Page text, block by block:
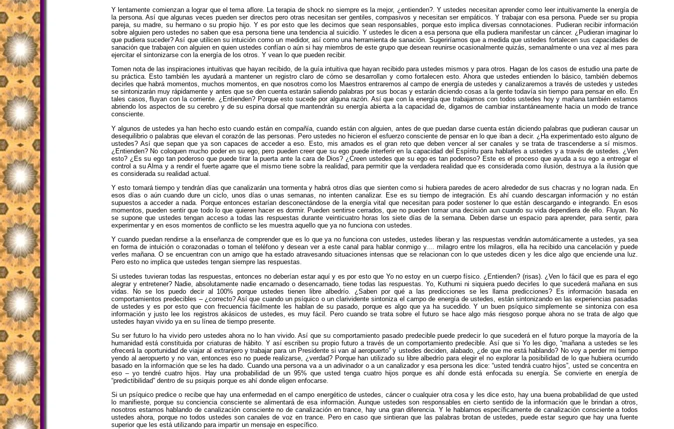
Y lentamente comienzan a lograr que el tema aflore. La terapia de shock no siempre es la mejor, ¿entienden?. Y ustedes necesitan aprender como leer intuitivamente la energía de
la persona. Así que algunas veces pueden ser directos pero otras necesitan ser gentiles, compasivos y necesitan ser empáticos. Y trabajar con esa persona. Puede ser su propia
pareja, su madre, su hermano o su propio hijo. Y es por esto que les decimos que sean responsables, porque esto implica diversas connotaciones. Pudieran recibir información
sobre alguien pero ustedes no saben que esa persona tiene una tendencia al suicidio. Y ustedes le dicen a esa persona que ella pudiera manifestar un cáncer. ¿Pudieran imaginar lo
que pudiera suceder? Así que utilicen su intuición como un medidor, así como una herramienta de sanación. Sugeriríamos que a medida que ustedes fortalecen sus capacidades de
sanación que trabajen con alguien en quien ustedes confían o aún si hay miembros de este grupo que desean reunirse ocasionalmente quizás, semanalmente o una vez al mes para
ejercitar el sintonizarse con la energía de los otros. Y vean lo que pueden recibir.
Tomen nota de las inspiraciones intuitivas que hayan recibido, de la guía intuitiva que hayan recibido para ustedes mismos y para otros. Hagan de los casos de estudio una parte de
su práctica. Esto también les ayudará a mantener un registro claro de cómo se desarrollan y como fortalecen esto. Ahora que ustedes entienden lo básico, también debemos
decirles que habrá momentos, muchos momentos, en que nosotros como los Maestros entraremos al campo de energía de ustedes y canalizaremos a través de ustedes y ustedes
se sintonizarán muy rápidamente y antes que se den cuenta estarán saliendo palabras por sus bocas y estarán diciendo cosas a la gente todavía sin tiempo para pensar en ello. En
tales casos, fluyan con la corriente. ¿Entienden? Porque esto sucede por alguna razón. Así que con la energía que trabajamos con todos ustedes hoy y mañana también estamos
abriendo los aspectos de su cerebro y de su espina dorsal que mantendrán su energía abierta a la capacidad de, digamos de cambiar instantáneamente hacia un modo de trance
consciente.
Y algunos de ustedes ya han hecho esto cuando están en compañía, cuando están con alguien, antes de que puedan darse cuenta están diciendo palabras que pudieran causar un
desequilibrio o palabras que elevan el corazón de las personas. Pero ustedes no hicieron el esfuerzo consciente de pensar en lo que iban a decir. ¿Ha experimentado esto alguno de
ustedes? Así que sepan que ya son capaces de acceder a eso. Esto, mis amados es el gran reto que deben vencer al ser canales y se trata de trascenderse a sí mismos.
¿Entienden? No coloquen mucho poder en su ego, pero pueden creer que su ego puede interferir en la capacidad del Espíritu para hablarles a ustedes y a través de ustedes. ¿Ven
esto? ¿Es su ego tan poderoso que puede tirar la puerta ante la cara de Dios? ¿Creen ustedes que su ego es tan poderoso? Este es el proceso que ayuda a su ego a entregar el
control a su Alma y a rendir el fuerte agarre que el mismo tiene sobre la realidad, para permitir que la verdadera realidad que es considerada como ilusión, destruya a la ilusión que
es considerada su realidad actual.
Y esto tomará tiempo y tendrán días que canalizarán una tormenta y habrá otros días que sienten como si hubiera paredes de acero alrededor de sus chacras y no logran nada. En
esos días o aún cuando dure un ciclo, unos días o unas semanas, no intenten canalizar. Ese es su tiempo de integración. Es ahí cuando descargan información y no están
supuestos a acceder a nada. Porque entonces estarían desconectándose de la energía vital que necesitan para poder sostener lo que están descargando e integrando. En esos
momentos, pueden sentir que todo lo que quieren hacer es dormir. Pueden sentirse cerrados, que no pueden tomar una decisión aun cuando su vida dependiera de ello. Fluyan. No
se supone que ustedes tengan acceso a todas las respuestas durante veinticuatro horas los siete días de la semana. Deben darse un espacio para aprender, para sentir, para
experimentar y en esos momentos de conflicto se les muestra aquello que ya no funciona con ustedes.
Y cuando puedan rendirse a la enseñanza de comprender que es lo que ya no funciona con ustedes, ustedes liberan y las respuestas vendrán automáticamente a ustedes, ya sea
en forma de intuición o corazonadas o toman el teléfono y desean ver a este canal para hablar conmigo y.... milagro entre los milagros, ella ha recibido una cancelación y puede
verles mañana. O se encuentran con un amigo que ha estado atravesando situaciones intensas que se relacionan con lo que ustedes dicen y les dice algo que enciende una luz.
Pero esto no implica que ustedes tengan siempre las respuestas.
Si ustedes tuvieran todas las respuestas, entonces no deberían estar aquí y es por esto que Yo no estoy en un cuerpo físico. ¿Entienden? (risas). ¿Ven lo fácil que es para el ego
alegrar y entretener? Nadie, absolutamente nadie encarnado o desencarnado, tiene todas las respuestas. Yo, Kuthumi ni siquiera puedo decirles lo que sucederá mañana en sus
vidas. No se los puedo decir al 100% porque ustedes tienen libre albedrío. ¿Saben por qué a las predicciones se les llama predicciones? Es información basada en
comportamientos predecibles – ¿correcto? Así que cuando un psíquico o un clarividente sintoniza el campo de energía de ustedes, están sintonizando en las experiencias pasadas
de ustedes y es por esto que con frecuencia fácilmente les hablan de su pasado, porque es algo que ya ha sucedido. Y un buen psíquico simplemente se sintoniza con esa
información y justo lee los registros akásicos de ustedes, es muy fácil. Pero cuando se trata sobre el futuro se hace algo más riesgoso porque ahora no se trata de algo que
ustedes hayan vivido ya en su línea de tiempo presente.
Su ser futuro lo ha vivido pero ustedes ahora no lo han vivido. Así que su comportamiento pasado predecible puede predecir lo que sucederá en el futuro porque la mayoría de la
humanidad está constituida por criaturas de hábito. Y así escriben su propio futuro a través de un comportamiento predecible. Así que si Yo les digo, “mañana a ustedes se les
ofrecerá la oportunidad de viajar al extranjero y trabajar para un Presidente si van al aeropuerto” y ustedes deciden, alabado, ¿de que me está hablando? No voy a perder mi tiempo
yendo al aeropuerto y no van, entonces eso no puede realizarse, ¿verdad? Porque han utilizado su libre albedrío para elegir el no explorar la posibilidad de lo que hubiera ocurrido
basado en la información que se les ha dado. Cuando una persona va a un adivinador o a un canalizador y esa persona les dice: “usted tendrá cuatro hijos”, usted se concentra en
eso – yo tendré cuatro hijos. Hay una probabilidad de un 95% que usted tenga cuatro hijos porque es ahí donde está enfocada su energía. Se convierte en energía de
“predictibilidad” dentro de su psiquis porque es ahí donde eligen enfocarse.
Si un psíquico predice o recibe que hay una enfermedad en el campo energético de ustedes, cáncer o cualquier otra cosa y les dice esto, hay una buena probabilidad de que usted
lo manifieste, porque su conciencia consciente se alimentará de esa información. Aunque ustedes son responsables en cierto sentido de la información que le brindan a otros,
nosotros estamos hablando de canalización consciente no de canalización en trance, hay una gran diferencia. Y le hablamos específicamente de canalización consciente a todos
ustedes ahora, porque no todos ustedes son canales de voz en trance. Pero en caso que sintieran que las palabras brotan de ustedes, puede estar seguro que hay una fuente
superior que les está utilizando para impartir un mensaje en específico.